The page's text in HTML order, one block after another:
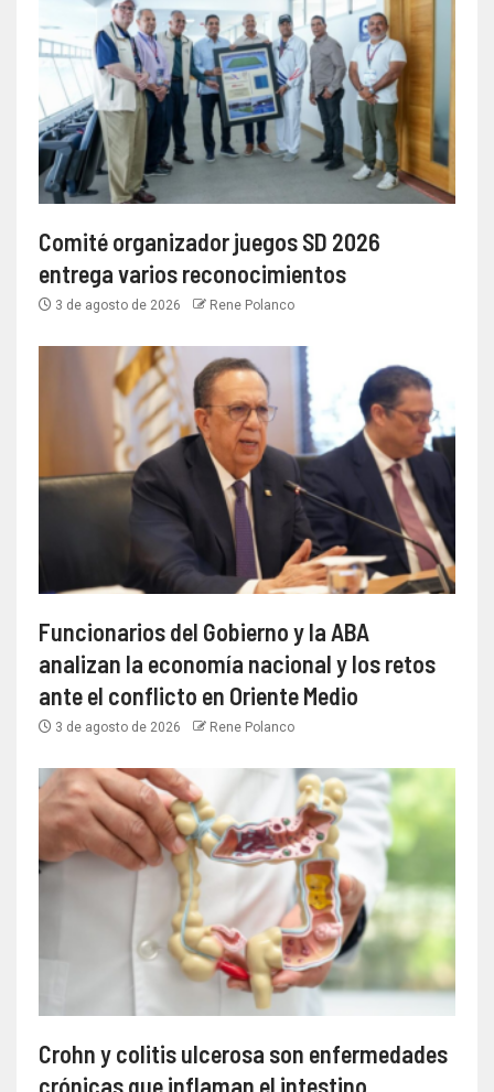
Comité organizador juegos SD 2026
entrega varios reconocimientos
3 de agosto de 2026 Rene Polanco
Funcionarios del Gobierno y la ABA
analizan la economía nacional y los retos
ante el conflicto en Oriente Medio
3 de agosto de 2026 Rene Polanco
Crohn y colitis ulcerosa son enfermedades
crónicas que inflaman el intestino